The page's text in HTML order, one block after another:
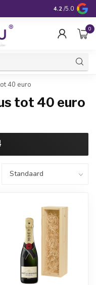
Voor 16:00
4.2 /5.0
0
40 euro
tot 40 euro